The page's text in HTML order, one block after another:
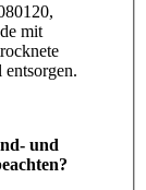
mit
und